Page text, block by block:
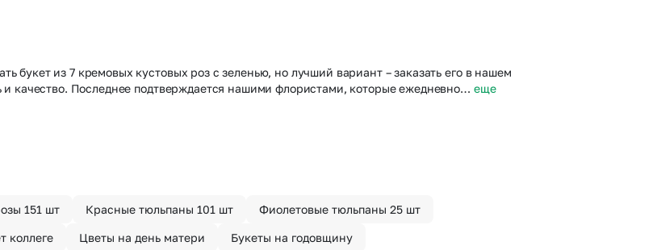
букет из 7 кремовых кустовых роз с зеленью, но лучший вариант – заказать его в нашем
и качество. Последнее подтверждается нашими флористами, которые ежедневно… еще
151 шт Красные тюльпаны 101 шт Фиолетовые тюльпаны 25 шт
коллеге Цветы на день матери Букеты на годовщину